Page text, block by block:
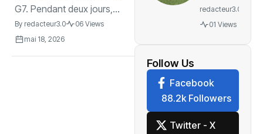
G7. Pendant deux jours,...
By redacteur3.0
06 Views
mai 18, 2026
pour bâtir
et
Amazones
redacteur3.0
01 Views
Follow Us
Facebook
88.2k Followers
Twitter - X